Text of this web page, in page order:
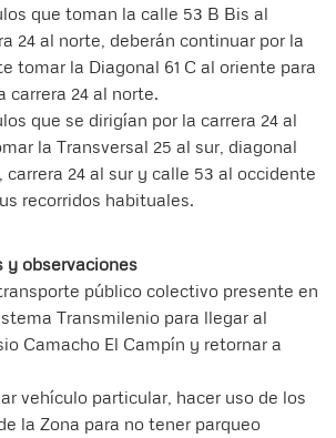
que toman la calle 53 B Bis al
24 al norte, deberán continuar por la
tomar la Diagonal 61 C al oriente para
carrera 24 al norte.
que se dirigían por la carrera 24 al
la Transversal 25 al sur, diagonal
carrera 24 al sur y calle 53 al occidente
recorridos habituales.
y observaciones
público colectivo presente en
Transmilenio para llegar al
Camacho El Campín y retornar a
vehículo particular, hacer uso de los
la Zona para no tener parqueo